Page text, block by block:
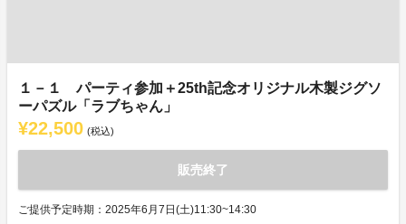
１－１ パーティ参加＋25th記念オリジナル木製ジグソ
ーパズル「ラブちゃん」
¥22,500 (税込)
販売終了
ご提供予定時期：2025年6月7日(土)11:30~14:30